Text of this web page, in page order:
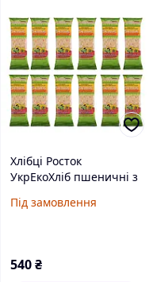
Хлібці Росток
УкрЕкоХліб пшеничні з
кунжутом із зерен
Під замовлення
540₴